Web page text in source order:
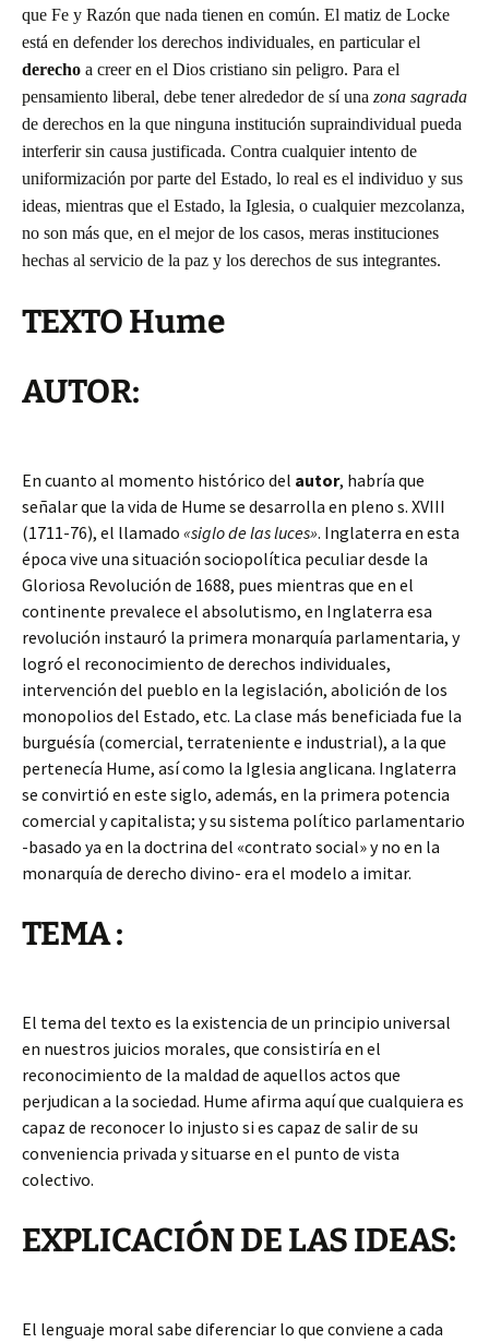
que Fe y Razón que nada tienen en común. El matiz de Locke
está en defender los derechos individuales, en particular el
derecho a creer en el Dios cristiano sin peligro. Para el
pensamiento liberal, debe tener alrededor de sí una zona sagrada
de derechos en la que ninguna institución supraindividual pueda
interferir sin causa justificada. Contra cualquier intento de
uniformización por parte del Estado, lo real es el individuo y sus
ideas, mientras que el Estado, la Iglesia, o cualquier mezcolanza,
no son más que, en el mejor de los casos, meras instituciones
hechas al servicio de la paz y los derechos de sus integrantes.
TEXTO Hume
AUTOR:
En cuanto al momento histórico del autor, habría que
señalar que la vida de Hume se desarrolla en pleno s. XVIII
(1711-76), el llamado «siglo de las luces». Inglaterra en esta
época vive una situación sociopolítica peculiar desde la
Gloriosa Revolución de 1688, pues mientras que en el
continente prevalece el absolutismo, en Inglaterra esa
revolución instauró la primera monarquía parlamentaria, y
logró el reconocimiento de derechos individuales,
intervención del pueblo en la legislación, abolición de los
monopolios del Estado, etc. La clase más beneficiada fue la
burguésía (comercial, terrateniente e industrial), a la que
pertenecía Hume, así como la Iglesia anglicana. Inglaterra
se convirtió en este siglo, además, en la primera potencia
comercial y capitalista; y su sistema político parlamentario
-basado ya en la doctrina del «contrato social» y no en la
monarquía de derecho divino- era el modelo a imitar.
TEMA :
El tema del texto es la existencia de un principio universal
en nuestros juicios morales, que consistiría en el
reconocimiento de la maldad de aquellos actos que
perjudican a la sociedad. Hume afirma aquí que cualquiera es
capaz de reconocer lo injusto si es capaz de salir de su
conveniencia privada y situarse en el punto de vista
colectivo.
EXPLICACIÓN DE LAS IDEAS:
El lenguaje moral sabe diferenciar lo que conviene a cada